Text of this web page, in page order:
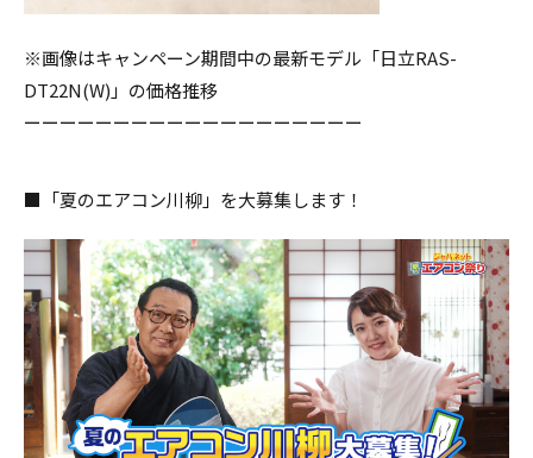
※画像はキャンペーン期間中の最新モデル「日立RAS-
DT22N(W)」の価格推移
ーーーーーーーーーーーーーーーーーーー
■「夏のエアコン川柳」を大募集します！